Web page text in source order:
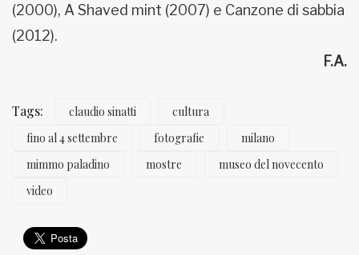
(2000), A Shaved mint (2007) e Canzone di sabbia
(2012).
F.A.
Tags: claudio sinatti
cultura
fino al 4 settembre
fotografie
milano
mimmo paladino
mostre
museo del novecento
video